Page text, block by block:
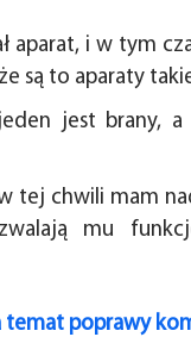
aparat, i w tym
są to aparaty
jest brany, a
tej chwili mam
mu
temat poprawy